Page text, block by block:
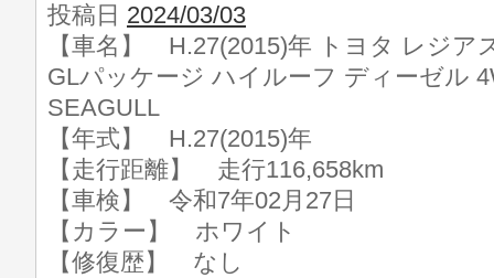
投稿日 2024/03/03
【車名】 H.27(2015)年 トヨタ レジア
GLパッケージ ハイルーフ ディーゼル
SEAGULL
【年式】 H.27(2015)年
【走行距離】 走行116,658km
【車検】 令和7年02月27日
【カラー】 ホワイト
【修復歴】 なし